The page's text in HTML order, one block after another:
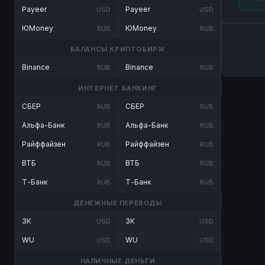
Payeer USD
ЮMoney RUB
Payeer USD
ЮMoney RUB
БАЛАНСЫ КРИПТОБИРЖ
Binance RUB Binance RUB
ИНТЕРНЕТ БАНКИНГ
СБЕР RUB
Альфа-Банк RUB
Райффайзен RUB
ВТБ RUB
Т-Банк RUB
СБЕР RUB
Альфа-Банк RUB
Райффайзен RUB
ВТБ RUB
Т-Банк RUB
ДЕНЕЖНЫЕ ПЕРЕВОДЫ
ЗК USD
WU USD
ЗК USD
WU USD
НАЛИЧНЫЕ ДЕНЬГИ